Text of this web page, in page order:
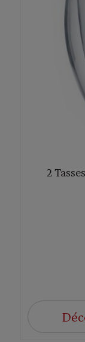
2